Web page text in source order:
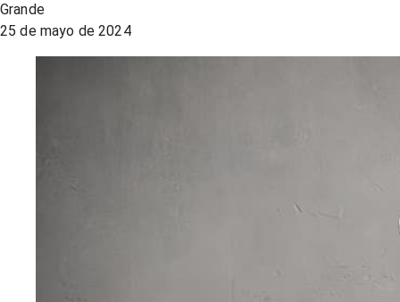
Grande
25 de mayo de 2024